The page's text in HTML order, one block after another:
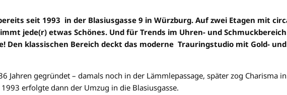
seit 1993 in der Blasiusgasse 9 in Würzburg. Auf zwei Etagen mit
jede(r) etwas Schönes. Und für Trends im Uhren- und Schmuckbereich
Den klassischen Bereich deckt das moderne Trauringstudio mit Gold- und
gegründet – damals noch in der Lämmlepassage, später zog Charisma in
erfolgte dann der Umzug in die Blasiusgasse.